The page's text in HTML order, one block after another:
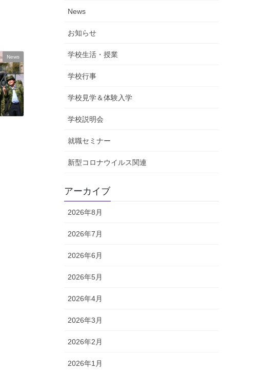
News
News
お知らせ
学校生活・授業
学校行事
学校見学＆体験入学
学校説明会
就職セミナー
新型コロナウイルス関連
アーカイブ
2026年8月
2026年7月
2026年6月
2026年5月
2026年4月
2026年3月
2026年2月
2026年1月